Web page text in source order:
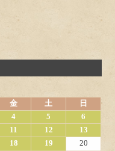
金 土
日
4 5
6
11 12
13
18 19
20